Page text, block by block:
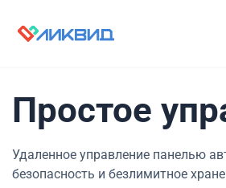
Простое
Удаленное управление панелью
безопасность и безлимитное